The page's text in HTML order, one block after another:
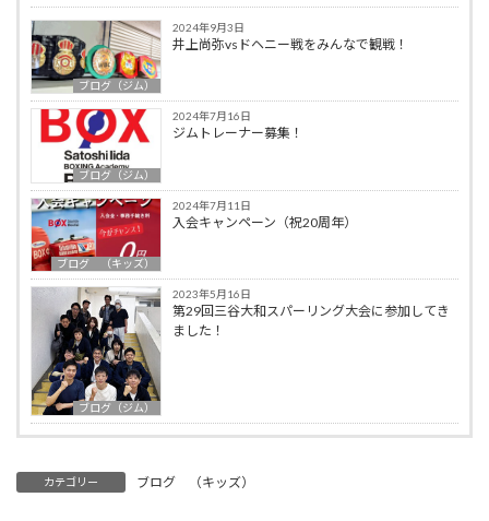
ブログ（ジム）
2024年9月3日
井上尚弥vsドヘニー戦をみんなで観戦！
ブログ（ジム）
2024年7月16日
ジムトレーナー募集！
ブログ （キッズ）
2024年7月11日
入会キャンペーン（祝20周年）
ブログ（ジム）
2023年5月16日
第29回三谷大和スパーリング大会に参加してき
ました！
カテゴリー ブログ （キッズ）